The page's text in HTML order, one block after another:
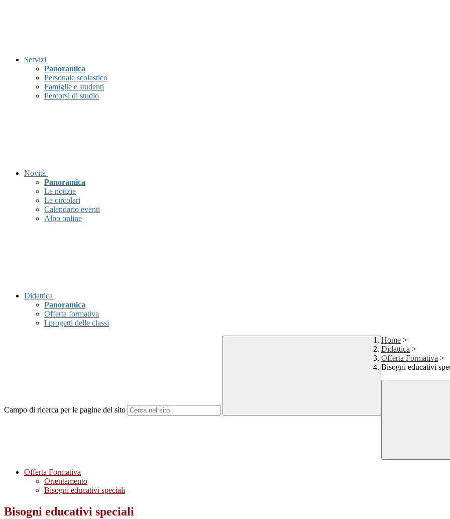
Servizi
Panoramica
Personale scolastico
Famiglie e studenti
Percorsi di studio
Novità
Panoramica
Le notizie
Le circolari
Calendario eventi
Albo online
Didattica
Panoramica
Offerta formativa
I progetti delle classi
Campo di ricerca per le pagine del sito
Home >
Didattica >
Offerta Formativa >
Bisogni educativi
Offerta Formativa
Orientamento
Bisogni educativi speciali
Bisogni educativi speciali